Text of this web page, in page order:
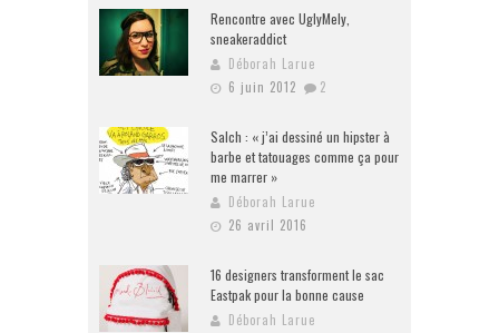
Rencontre avec UglyMely,
sneakeraddict
Déborah Larue
6 juin 2012
2
Salch : « j’ai dessiné un hipster à
barbe et tatouages comme ça pour
me marrer »
Déborah Larue
26 avril 2016
16 designers transforment le sac
Eastpak pour la bonne cause
Déborah Larue